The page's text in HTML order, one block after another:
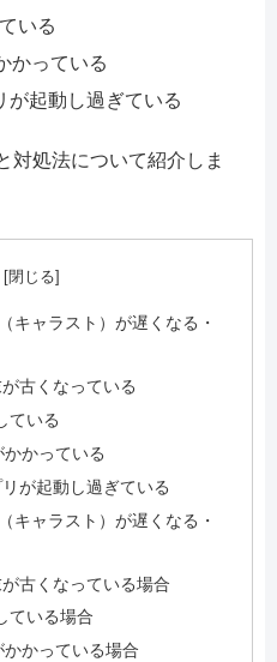
いる
かっている
が起動し過ぎている
対処法について紹介しま
キャラスト）が遅くなる・
古くなっている
ている
かっている
が起動し過ぎている
キャラスト）が遅くなる・
古くなっている場合
ている場合
かっている場合